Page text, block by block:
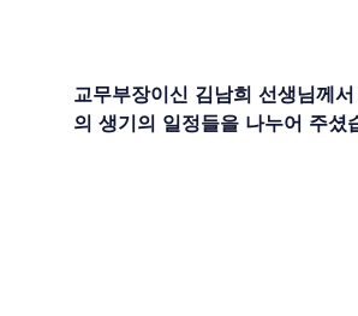
교무부장이신 김남희 선생님께
의 생기의 일정들을 나누어 주셨